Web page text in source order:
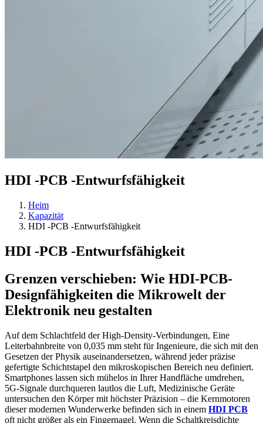
HDI -PCB -Entwurfsfähigkeit
Heim
Kapazität
HDI -PCB -Entwurfsfähigkeit
HDI -PCB -Entwurfsfähigkeit
Grenzen verschieben: Wie HDI-PCB-
Designfähigkeiten die Mikrowelt der
Elektronik neu gestalten
Auf dem Schlachtfeld der High-Density-Verbindungen, Eine
Leiterbahnbreite von 0,035 mm steht für Ingenieure, die sich mit den
Gesetzen der Physik auseinandersetzen, während jeder präzise
gefertigte Schichtstapel den mikroskopischen Bereich neu definiert.
Smartphones lassen sich mühelos in Ihrer Handfläche umdrehen,
5G-Signale durchqueren lautlos die Luft, Medizinische Geräte
untersuchen den Körper mit höchster Präzision – die Kernmotoren
dieser modernen Wunderwerke befinden sich in einem HDI PCB
oft nicht größer als ein Fingernagel. Wenn die Schaltkreisdichte